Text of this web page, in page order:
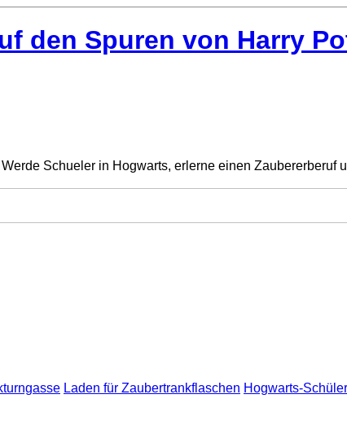
den Spuren von Harry
Schueler in Hogwarts, erlerne einen
Laden für Zaubertrankflaschen Hogwarts-Schüler